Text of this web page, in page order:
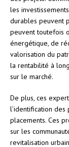
les
durables peuvent
peuvent toutefois
énergétique, de
valorisation du
la rentabilité à
sur le marché.
De plus, ces
l’identification
placements. Ces
sur les
revitalisation